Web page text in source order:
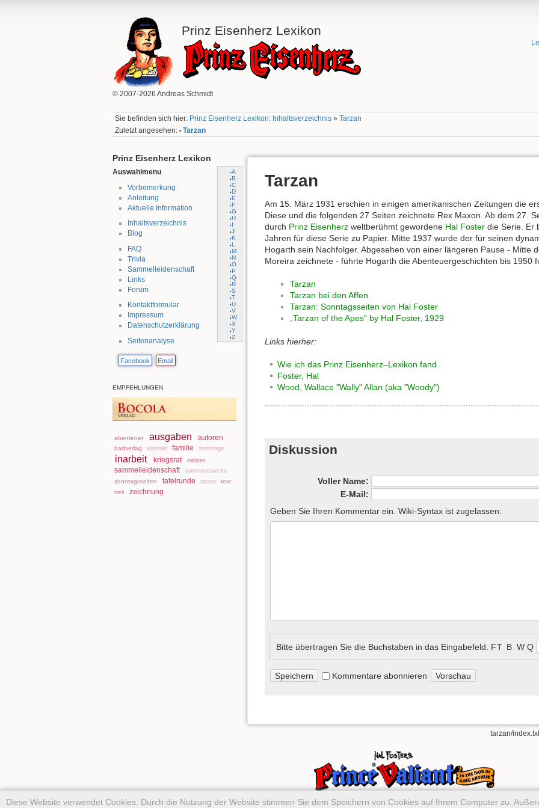
Prinz Eisenherz Lexikon
© 2007-2026 Andreas Schmidt
Sie befinden sich hier: Prinz Eisenherz Lexikon: Inhaltsverzeichnis »Tarzan
Zuletzt angesehen: • Tarzan
Prinz Eisenherz Lexikon
Auswahlmenu
A
B
C
D
E
F
G
H
I
J
K
L
M
N
O
P
Q
R
S
T
U
V
W
X
Y
Z
Vorbemerkung
Anleitung
Aktuelle Information
Inhaltsverzeichnis
Blog
FAQ
Trivia
Sammelleidenschaft
Links
Forum
Kontaktformular
Impressum
Datenschutzerklärung
Seitenanalyse
Facebook Email
EMPFEHLUNGEN
abenteuer ausgaben autoren
badverlag elastolin familie hommage
inarbeit kriegsrat melzer
sammelleidenschaft sammlerstuecke
sonntagsseiten tafelrunde tarzan
text
trell
zeichnung
Tarzan
Am 15. März 1931 erschien in einigen amerikanischen Zeitungen die
Diese und die folgenden 27 Seiten zeichnete Rex Maxon. Ab dem 27.
durch Prinz Eisenherz weltberühmt gewordene Hal Foster die Serie. Er
Jahren für diese Serie zu Papier. Mitte 1937 wurde der für seinen
Hogarth sein Nachfolger. Abgesehen von einer längeren Pause - Mitte
Moreira zeichnete - führte Hogarth die Abenteuergeschichten bis 1950
Tarzan
Tarzan bei den Affen
Tarzan: Sonntagsseiten von Hal Foster
„Tarzan of the Apes” by Hal Foster, 1929
Links hierher:
Wie ich das Prinz Eisenherz–Lexikon fand
Foster, Hal
Wood, Wallace "Wally" Allan (aka "Woody")
Diese Website verwendet Cookies. Durch die Nutzung der Website stimmen Sie dem Speichern von Cookies auf Ihrem Computer zu.
Diskussion
Voller Name:
E-Mail:
Geben Sie Ihren Kommentar ein. Wiki-Syntax ist zugelassen:
Bitte übertragen Sie die Buchstaben in das Eingabefeld. F T B W᠎ Q
Kommentare abonnieren
tarzan/index.txt